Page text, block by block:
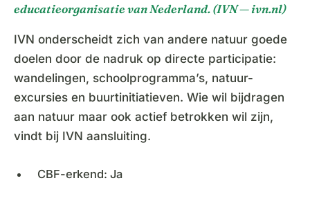
educatieorganisatie van Nederland. (IVN — ivn.nl)
IVN onderscheidt zich van andere natuur goede
doelen door de nadruk op directe participatie:
wandelingen, schoolprogramma’s, natuur-
excursies en buurtinitiatieven. Wie wil bijdragen
aan natuur maar ook actief betrokken wil zijn,
vindt bij IVN aansluiting.
CBF-erkend: Ja